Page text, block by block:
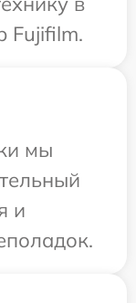
Fujifilm.
мы
и